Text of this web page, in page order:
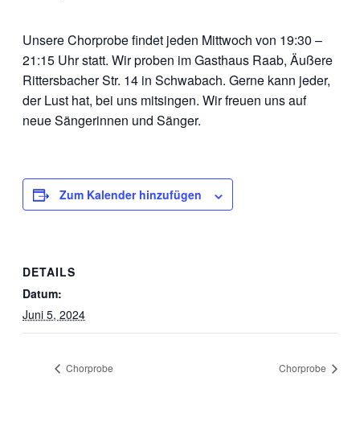
Unsere Chorprobe findet jeden Mittwoch von 19:30 –
21:15 Uhr statt. Wir proben im Gasthaus Raab, Äußere
Rittersbacher Str. 14 in Schwabach. Gerne kann jeder,
der Lust hat, bei uns mitsingen. Wir freuen uns auf
neue Sängerinnen und Sänger.
Zum Kalender hinzufügen
DETAILS
Datum:
Juni 5, 2024
Chorprobe Chorprobe